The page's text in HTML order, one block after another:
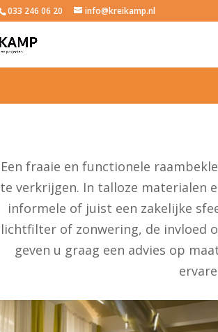
033 246 06 20 info@kreikamp.nl
Een fraaie en functionele
te verkrijgen. In talloze materialen
informele of juist een zakelijke
lichtfilter of zonwering, de invloed
geven u graag een advies op